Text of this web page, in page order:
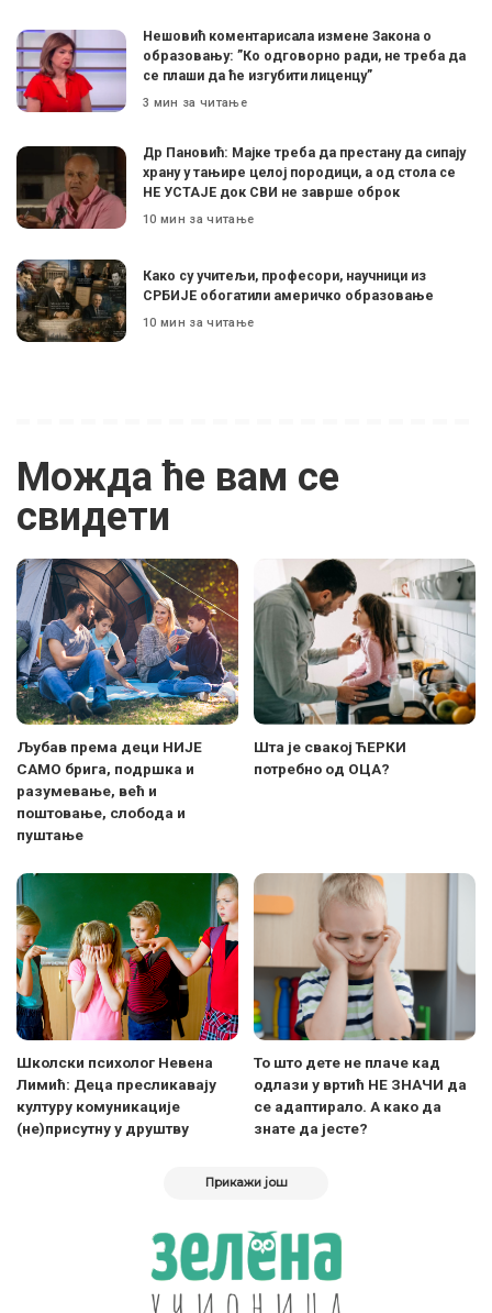
Нешовић коментарисала измене Закона о
образовању: ”Ко одговорно ради, не треба да
се плаши да ће изгубити лиценцу”
3 мин за читање
Др Пановић: Мајке треба да престану да сипају
храну у тањире целој породици, а од стола се
НЕ УСТАЈЕ док СВИ не заврше оброк
10 мин за читање
Како су учитељи, професори, научници из
СРБИЈЕ обогатили америчко образовање
10 мин за читање
Можда ће вам се
свидети
Љубав према деци НИЈЕ
САМО брига, подршкa и
разумевање, већ и
поштовање, слобода и
пуштање
Шта је свакој ЋЕРКИ
потребно од ОЦА?
Школски психолог Невена
Лимић: Деца пресликавају
културу комуникације
(не)присутну у друштву
То што дете не плаче кад
одлази у вртић НЕ ЗНАЧИ да
се адаптирало. А како да
знате да јесте?
Прикажи још